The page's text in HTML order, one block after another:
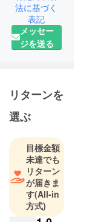
す）
北海道の道
東でアスパ
ラ・トウモ
中心に農作
物を生産・
販売してい
コロナの影
響で取引が
激減してい
ます。
美味しいお
野菜が廃棄
法に基づく
表記
メッセー
ジを送る
リターンを
選ぶ
目標金額
未達でも
リターン
が届きま
す(All-in
方式)